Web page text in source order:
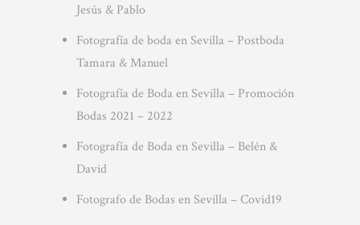
Jesús & Pablo
Fotografía de boda en Sevilla – Postboda
Tamara & Manuel
Fotografía de Boda en Sevilla – Promoción
Bodas 2021 – 2022
Fotografía de Boda en Sevilla – Belén &
David
Fotografo de Bodas en Sevilla – Covid19